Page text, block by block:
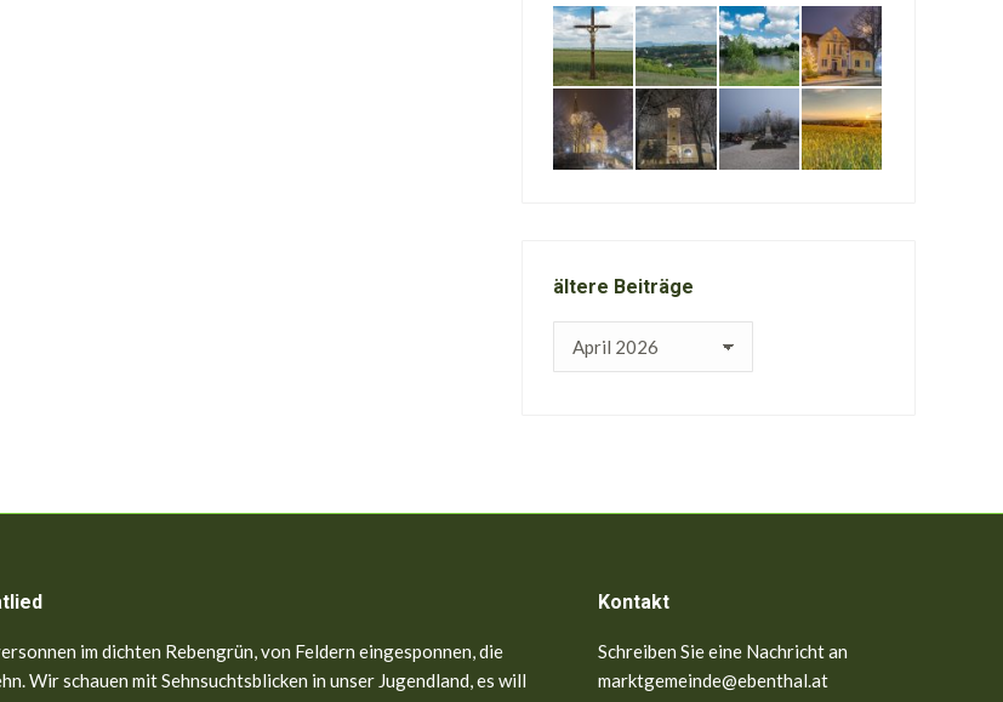
ältere Beiträge
Beiträge
im dichten Rebengrün, von Feldern eingesponnen, die
Wir schauen mit Sehnsuchtsblicken in unser Jugendland, es will
Kontakt
Schreiben Sie eine Nachricht an
marktgemeinde@ebenthal.at